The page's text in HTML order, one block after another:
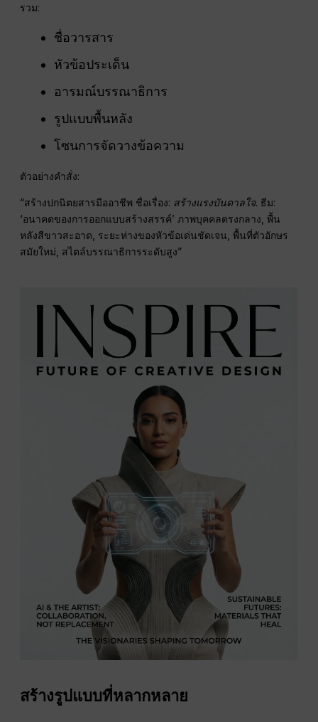
รวม:
ชื่อวารสาร
หัวข้อประเด็น
อารมณ์บรรณาธิการ
รูปแบบพื้นหลัง
โซนการจัดวางข้อความ
ตัวอย่างคำสั่ง:
“สร้างปกนิตยสารมืออาชีพ ชื่อเรื่อง: สร้างแรงบันดาลใจ. ธีม:
‘อนาคตของการออกแบบสร้างสรรค์’ ภาพบุคคลตรงกลาง, พื้น
หลังสีขาวสะอาด, ระยะห่างของหัวข้อเด่นชัดเจน, พื้นที่ตัวอักษร
สมัยใหม่, สไตล์บรรณาธิการระดับสูง”
สร้างรูปแบบที่หลากหลาย